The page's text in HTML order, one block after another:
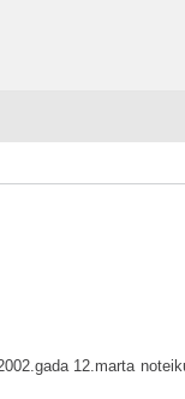
12.marta